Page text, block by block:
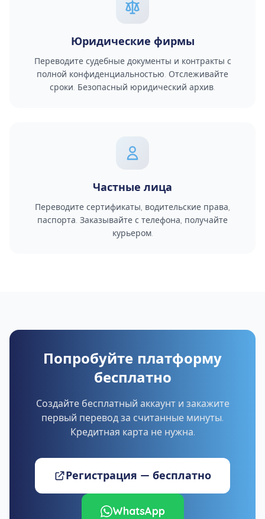
Юридические фирмы
Переводите судебные документы и контракты с
полной конфиденциальностью. Отслеживайте
сроки. Безопасный юридический архив.
Частные лица
Переводите сертификаты, водительские права,
паспорта. Заказывайте с телефона, получайте
курьером.
Попробуйте платформу
бесплатно
Создайте бесплатный аккаунт и закажите
первый перевод за считанные минуты.
Кредитная карта не нужна.
Регистрация — бесплатно
WhatsApp